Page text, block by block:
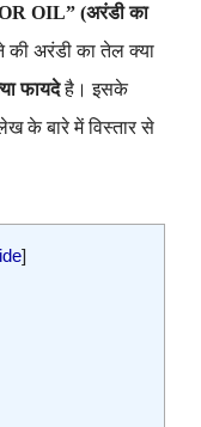
OIL” (अरंडी का
अरंडी का तेल क्या
फायदेहै। इसके
के बारे में विस्तार से
]